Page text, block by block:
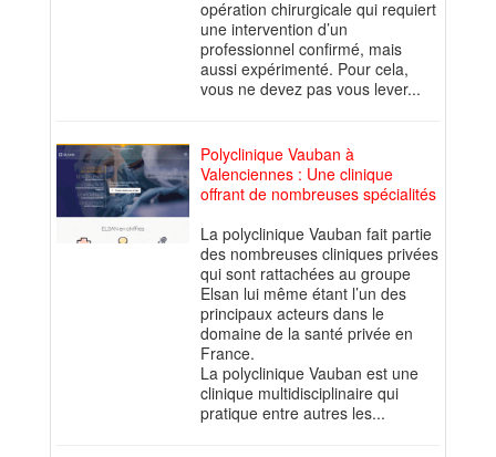
opération chirurgicale qui requiert
une intervention d’un
professionnel confirmé, mais
aussi expérimenté. Pour cela,
vous ne devez pas vous lever...
Polyclinique Vauban à
Valenciennes : Une clinique
offrant de nombreuses spécialités
La polyclinique Vauban fait partie
des nombreuses cliniques privées
qui sont rattachées au groupe
Elsan lui même étant l’un des
principaux acteurs dans le
domaine de la santé privée en
France.
La polyclinique Vauban est une
clinique multidisciplinaire qui
pratique entre autres les...